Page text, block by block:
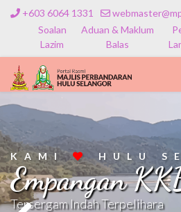
+603 6064 1331
Soalan
Lazim
Aduan & Maklum
Balas
KAMI HULU
Empangan
Tersergam Indah Terpelihara